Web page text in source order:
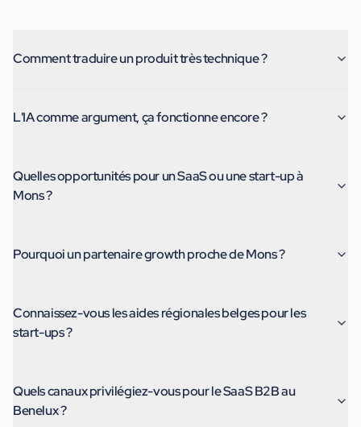
Comment traduire un produit très technique ?
L'IA comme argument, ça fonctionne encore ?
Quelles opportunités pour un SaaS ou une start-up à
Mons ?
Pourquoi un partenaire growth proche de Mons ?
Connaissez-vous les aides régionales belges pour les
start-ups ?
Quels canaux privilégiez-vous pour le SaaS B2B au
Benelux ?